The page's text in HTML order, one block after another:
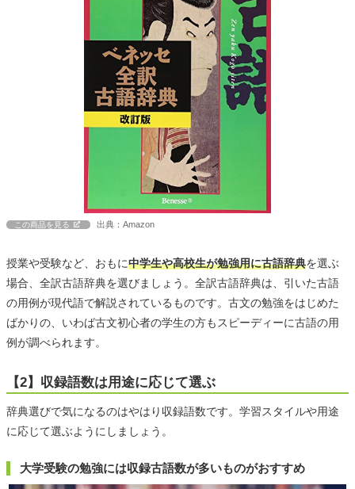
この商品を見る 出典：Amazon
授業や受験など、おもに中学生や高校生が勉強用に古語辞典を選ぶ
場合、全訳古語辞典を選びましょう。全訳古語辞典は、引いた古語
の用例が現代語で解説されているものです。古文の勉強をはじめた
ばかりの、いわば古文初心者の学生の方もスピーディーに古語の用
例が調べられます。
【2】収録語数は用途に応じて選ぶ
辞典選びで気になるのはやはり収録語数です。学習スタイルや用途
に応じて選ぶようにしましょう。
大学受験の勉強には収録古語数が多いものがおすすめ